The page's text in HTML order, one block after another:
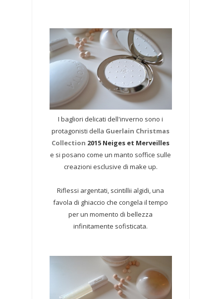
I bagliori delicati dell'inverno sono i
protagonisti della Guerlain Christmas
Collection 2015 Neiges et Merveilles
e si posano come un manto soffice sulle
creazioni esclusive di make up.
Riflessi argentati, scintillii algidi, una
favola di ghiaccio che congela il tempo
per un momento di bellezza
infinitamente sofisticata.